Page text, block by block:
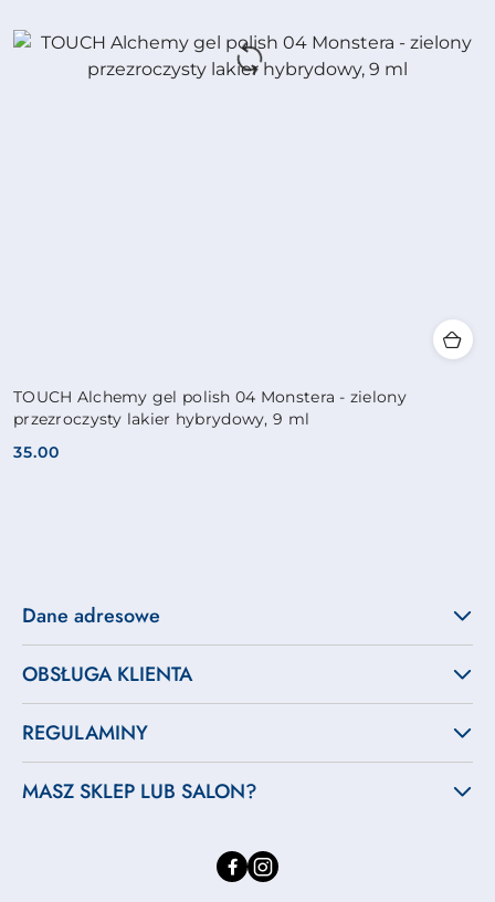
TOUCH Alchemy gel polish 04 Monstera - zielony
przezroczysty lakier hybrydowy, 9 ml
Cena:
35.00
Dane adresowe
OBSŁUGA KLIENTA
REGULAMINY
MASZ SKLEP LUB SALON?